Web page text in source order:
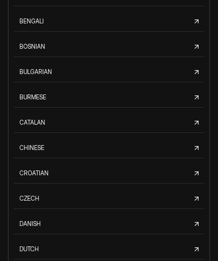
BENGALI
BOSNIAN
BULGARIAN
BURMESE
CATALAN
CHINESE
CROATIAN
CZECH
DANISH
DUTCH